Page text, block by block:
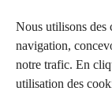
Nous utilisons des
navigation,
notre trafic. En
utilisation des
Réductions de la
Application